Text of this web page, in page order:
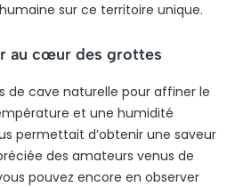
sur ce territoire unique.
au cœur des grottes
de cave naturelle pour affiner le
et une humidité
permettait d’obtenir une saveur
des amateurs venus de
pouvez encore en observer